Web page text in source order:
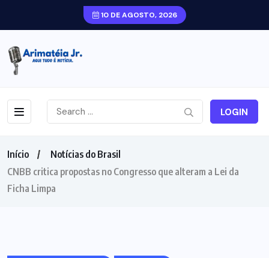
10 DE AGOSTO, 2026
LOGIN
Início
Notícias do Brasil
CNBB critica propostas no Congresso que alteram a Lei da
Ficha Limpa